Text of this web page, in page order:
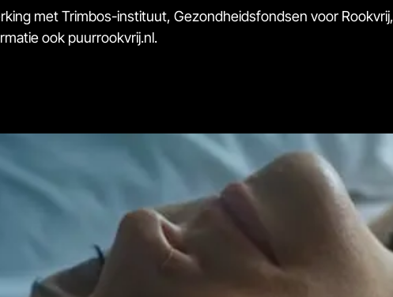
met Trimbos-instituut, Gezondheidsfondsen voor Rookvrij,
ook puurrookvrij.nl.